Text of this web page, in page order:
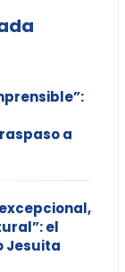
a
el
Jesuita